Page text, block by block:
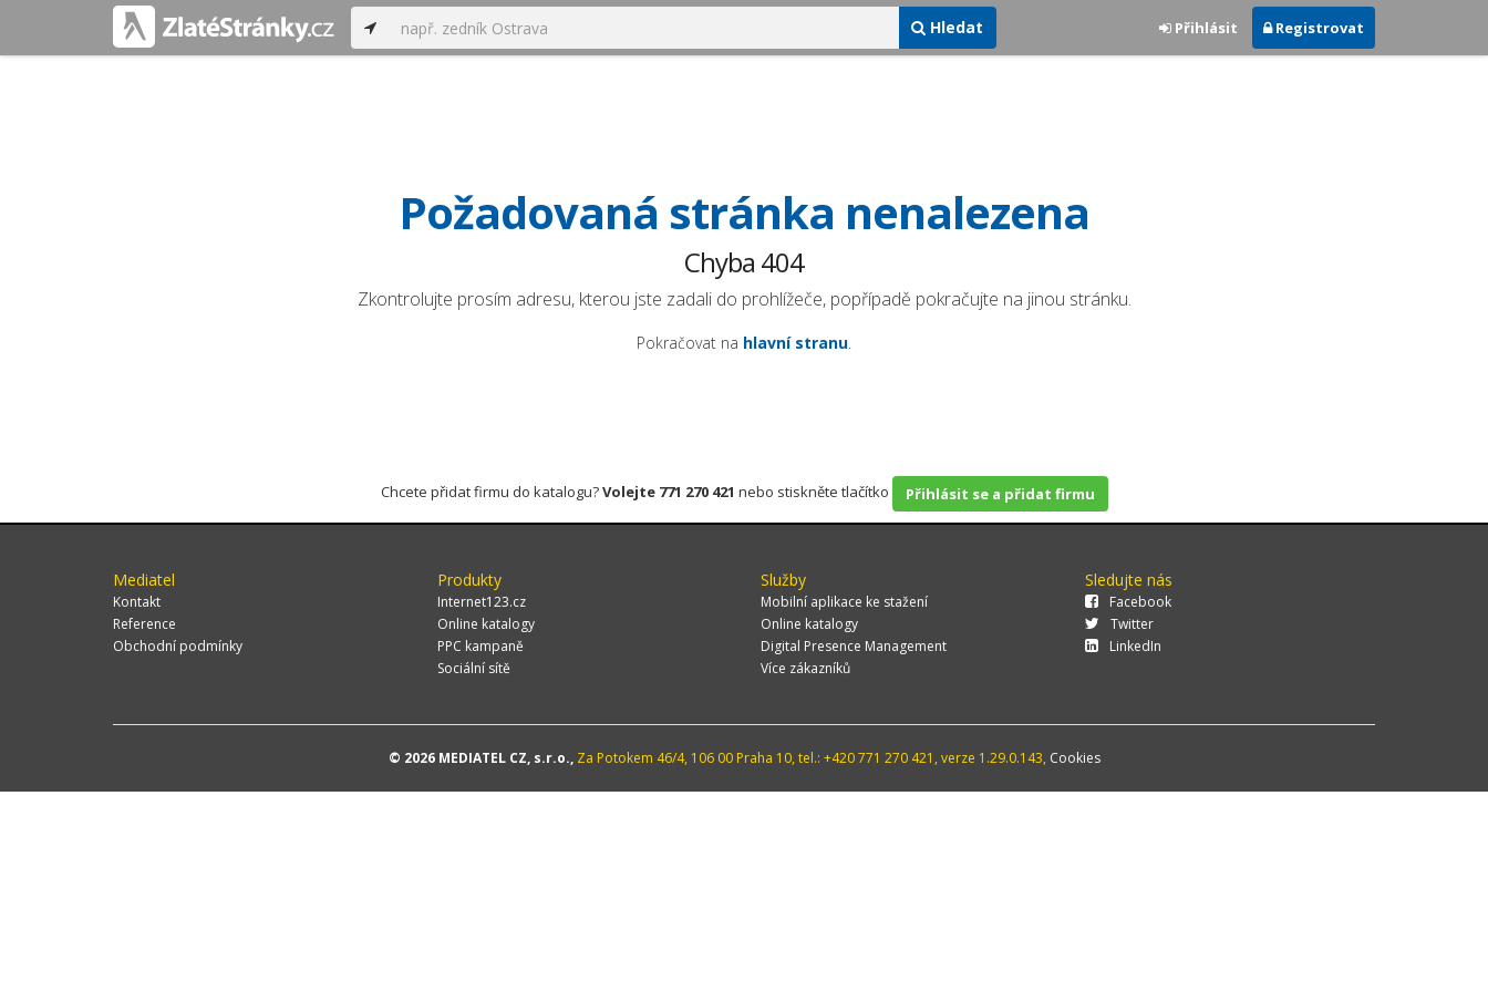
Hledat Přihlásit Registrovat
Požadovaná stránka nenalezena
Chyba 404
Zkontrolujte prosím adresu, kterou jste zadali do prohlížeče, popřípadě pokračujte na jinou stránku.
Pokračovat na hlavní stranu.
Chcete přidat firmu do katalogu?Volejte 771 270 421 nebo stiskněte tlačítko Přihlásit se a přidat firmu
Mediatel
Kontakt
Reference
Obchodní podmínky
Produkty
Internet123.cz
Online katalogy
PPC kampaně
Sociální sítě
Služby
Mobilní aplikace ke stažení
Online katalogy
Digital Presence Management
Více zákazníků
Sledujte nás
Facebook
Twitter
LinkedIn
© 2026 MEDIATEL CZ, s.r.o.,Za Potokem 46/4, 106 00 Praha 10, tel.: +420 771 270 421, verze 1.29.0.143, Cookies